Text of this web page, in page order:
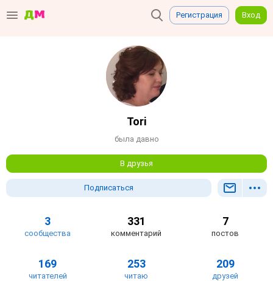
Регистрация Вход
Tori
была давно
В друзья
Подписаться
3
сообщества
331
комментарий
7
постов
169
читателей
253
читаю
209
друзей